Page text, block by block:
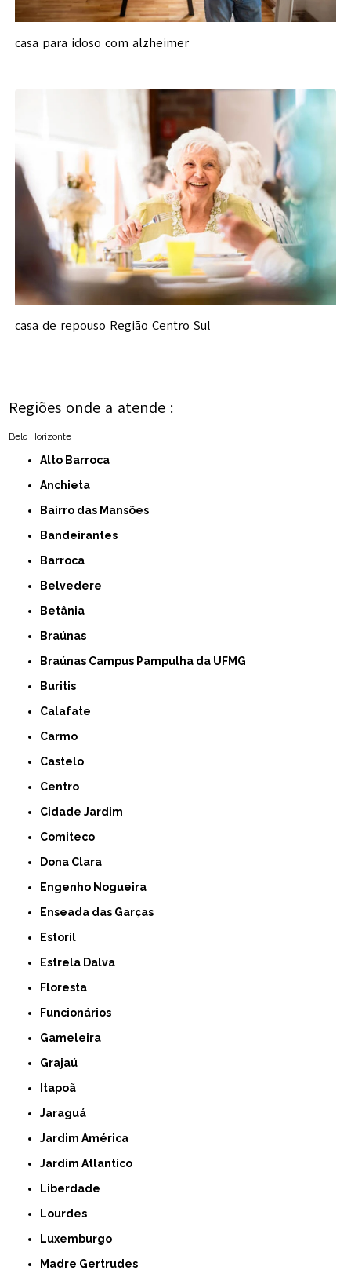
casa para idoso com alzheimer
casa de repouso Região Centro Sul
Regiões onde a atende :
Belo Horizonte
Alto Barroca
Anchieta
Bairro das Mansões
Bandeirantes
Barroca
Belvedere
Betânia
Braúnas
Braúnas Campus Pampulha da UFMG
Buritis
Calafate
Carmo
Castelo
Centro
Cidade Jardim
Comiteco
Dona Clara
Engenho Nogueira
Enseada das Garças
Estoril
Estrela Dalva
Floresta
Funcionários
Gameleira
Grajaú
Itapoã
Jaraguá
Jardim América
Jardim Atlantico
Liberdade
Lourdes
Luxemburgo
Madre Gertrudes